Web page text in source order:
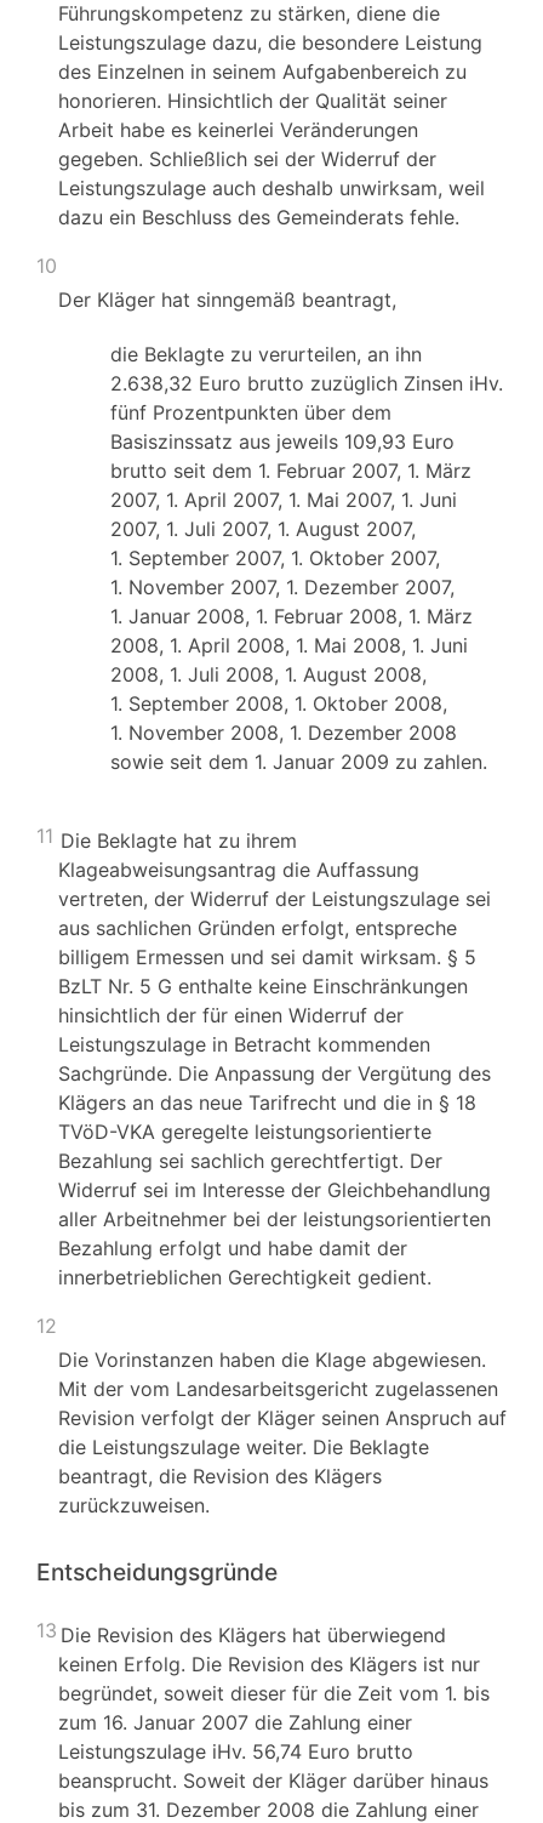
Führungskompetenz zu stärken, diene die
Leistungszulage dazu, die besondere Leistung
des Einzelnen in seinem Aufgabenbereich zu
honorieren. Hinsichtlich der Qualität seiner
Arbeit habe es keinerlei Veränderungen
gegeben. Schließlich sei der Widerruf der
Leistungszulage auch deshalb unwirksam, weil
dazu ein Beschluss des Gemeinderats fehle.
10
Der Kläger hat sinngemäß beantragt,
die Beklagte zu verurteilen, an ihn
2.638,32 Euro brutto zuzüglich Zinsen iHv.
fünf Prozentpunkten über dem
Basiszinssatz aus jeweils 109,93 Euro
brutto seit dem 1. Februar 2007, 1. März
2007, 1. April 2007, 1. Mai 2007, 1. Juni
2007, 1. Juli 2007, 1. August 2007,
1. September 2007, 1. Oktober 2007,
1. November 2007, 1. Dezember 2007,
1. Januar 2008, 1. Februar 2008, 1. März
2008, 1. April 2008, 1. Mai 2008, 1. Juni
2008, 1. Juli 2008, 1. August 2008,
1. September 2008, 1. Oktober 2008,
1. November 2008, 1. Dezember 2008
sowie seit dem 1. Januar 2009 zu zahlen.
11 Die Beklagte hat zu ihrem
Klageabweisungsantrag die Auffassung
vertreten, der Widerruf der Leistungszulage sei
aus sachlichen Gründen erfolgt, entspreche
billigem Ermessen und sei damit wirksam. § 5
BzLT Nr. 5 G enthalte keine Einschränkungen
hinsichtlich der für einen Widerruf der
Leistungszulage in Betracht kommenden
Sachgründe. Die Anpassung der Vergütung des
Klägers an das neue Tarifrecht und die in § 18
TVöD-VKA geregelte leistungsorientierte
Bezahlung sei sachlich gerechtfertigt. Der
Widerruf sei im Interesse der Gleichbehandlung
aller Arbeitnehmer bei der leistungsorientierten
Bezahlung erfolgt und habe damit der
innerbetrieblichen Gerechtigkeit gedient.
12
Die Vorinstanzen haben die Klage abgewiesen.
Mit der vom Landesarbeitsgericht zugelassenen
Revision verfolgt der Kläger seinen Anspruch auf
die Leistungszulage weiter. Die Beklagte
beantragt, die Revision des Klägers
zurückzuweisen.
Entscheidungsgründe
13 Die Revision des Klägers hat überwiegend
keinen Erfolg. Die Revision des Klägers ist nur
begründet, soweit dieser für die Zeit vom 1. bis
zum 16. Januar 2007 die Zahlung einer
Leistungszulage iHv. 56,74 Euro brutto
beansprucht. Soweit der Kläger darüber hinaus
bis zum 31. Dezember 2008 die Zahlung einer